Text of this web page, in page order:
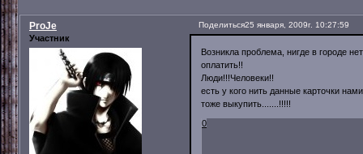
Поделиться25 января, 2009г. 10:27:59
ProJe
Участник
Возникла проблема, нигде в городе
оплатить!!
Люди!!!Человеки!!
есть у кого нить данные карточки
тоже выкупить.......!!!!!
0